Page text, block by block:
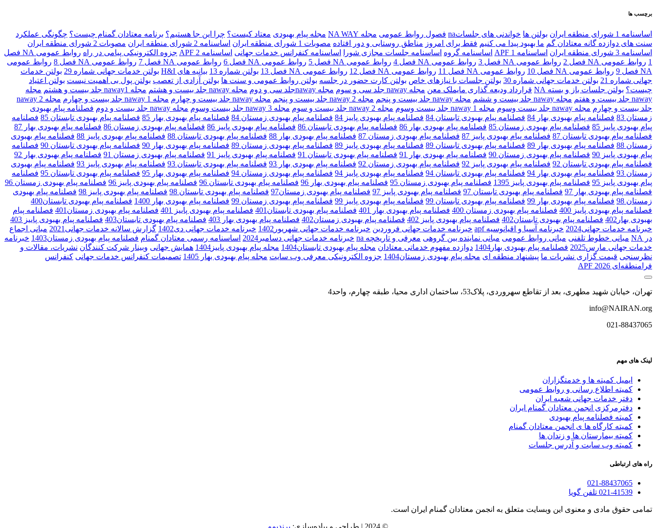
برچسب ها
اساسنامه 1 شورای منطقه ایران بولتن ها خواندنی های جلساتna فصول روابط عمومی مجله NA WAY مجله پیام بهبودی معتاد کیست؟ چرا اين جا هستيم؟ برنامه معتادان گمنام چيست؟ چگونگی عملکرد
سنت های دوازده گانه معتادان گم ما بهبود پیدا می کنیم فقط برای امروز مناطق روستایی و دور افتاده مصوبات 1 شورای منطقه ايران اساسنامه 2 شورای منطقه ايران
مصوبات 2 شورای منطقه ايران
اساسنامه 3 شورای منطقه ايران
اساسنامه 1 APF اساسنامه گروه اساسنامه جلسات مجازی شورا اساسنامه کنفرانس خدمات جهانی اساسنامه 2 APF جزوه الکترونیکی پیامی در راه
روابط عمومی NA فصل
1 روابط عمومی NA فصل 2 روابط عمومی NA فصل 3 روابط عمومی NA فصل 4 روابط عمومی NA فصل 5 روابط عمومی NA فصل 6 روابط عمومی NA فصل 7 روابط عمومی NA فصل 8
روابط عمومی
NA فصل 9
روابط عمومی NA فصل 10 روابط عمومی NA فصل 11 روابط عمومی NA فصل 12 روابط عمومی NA فصل 13 بولتن شماره 13 بیانیه های H&I بولتن خدمات جهانی شماره 29
بولتن خدمات
جهانی شماره 21
بولتن خدمات جهانی شماره 30 بولتن جلسات با نیازهای خاص بولتن کارت حضور در جلسه بولتن روابط عمومی و سنت ها بولتن آزادی از تعصب بولتن پول بی اهمیت نیست بولتن اعتیاد
چیست؟ بولتن جلسات باز و بسته NA قرارداد ودیعه گذاری مایملک معن مجله naway جلد سی و سوم مجله nawayجلد سی و دوم مجله naway جلد بیست و هشتم مجله naway1 جلد بیست و هشتم
مجله
naway جلد بیست و هفتم
مجله naway جلد بیست و ششم مجله naway جلد بیست و پنجم مجله 2 naway جلد بیست و پنجم مجله naway جلد بیست و چهارم مجله naway 1 جلد بیست و چهارم
مجله naway 2
جلد بیست و چهارم مجله naway جلد بیست وسوم مجله naway 1 جلد بیست وسوم مجله naway 2 جلد بیست و سوم مجله naway 3 جلد بیست وسوم مجله naway جلد بیست و دوم
فصلنامه پیام بهبودی
زمستان 83
فصلنامه پیام بهبودی بهار 84 فصلنامه پیام بهبودی تابستان 84 فصلنامه پیام بهبودی پاییز 84 فصلنامه پیام بهبودی زمستان 84 فصلنامه پیام بهبودی بهار 85 فصلنامه پیام بهبودی تابستان 85
فصلنامه
پیام بهبودی پاییز 85
فصلنامه پیام بهبودی زمستان 85 فصلنامه پیام بهبودی بهار 86 فصلنامه پیام بهبودی تابستان 86 فصلنامه پیام بهبودی پاییز 86 فصلنامه پیام بهبودی زمستان 86
فصلنامه پیام بهبودی بهار 87
فصلنامه پیام بهبودی تابستان 87
فصلنامه پیام بهبودی پاییز 87 فصلنامه پیام بهبودی زمستان 87 فصلنامه پیام بهبودی بهار 88 فصلنامه پیام بهبودی تابستان 88 فصلنامه پیام بهبودی پاییز 88
فصلنامه پیام بهبودی
زمستان 88
فصلنامه پیام بهبودی بهار 89 فصلنامه پیام بهبودی تابستان 89 فصلنامه پیام بهبودی پاییز 89 فصلنامه پیام بهبودی زمستان 89 فصلنامه پیام بهبودی بهار 90 فصلنامه پیام بهبودی تابستان 90
فصلنامه
پیام بهبودی پاییز 90
فصلنامه پیام بهبودی زمستان 90 فصلنامه پیام بهبودی بهار 91 فصلنامه پیام بهبودی تابستان 91 فصلنامه پیام بهبودی پاییز 91 فصلنامه پیام بهبودی زمستان 91
فصلنامه پیام بهبودی بهار 92
فصلنامه پیام بهبودی تابستان 92
فصلنامه پیام بهبودی پاییز 92 فصلنامه پیام بهبودی زمستان 92 فصلنامه پیام بهبودی بهار 93 فصلنامه پیام بهبودی تابستان 93 فصلنامه پیام بهبودی پاییز 93
فصلنامه پیام بهبودی
زمستان 93
فصلنامه پیام بهبودی بهار 94 فصلنامه پیام بهبودی تابستان 94 فصلنامه پیام بهبودی پاییز 94 فصلنامه پیام بهبودی زمستان 94 فصلنامه پیام بهبودی بهار 95 فصلنامه پیام بهبودی تابستان 95
فصلنامه
پیام بهبودی پاییز 95
فصلنامه پیام بهبودی پاییز 1395 فصلنامه پیام بهبودی زمستان 95 فصلنامه پیام بهبودی بهار 96 فصلنامه پیام بهبودی تابستان 96 فصلنامه پیام بهبودی پاییز 96
فصلنامه پیام بهبودی زمستان 96
فصلنامه پیام بهبودی بهار 97
فصلنامه پیام بهبودی تابستان 97 فصلنامه پیام بهبودی پاییز 97 فصلنامه پیام بهبودی زمستان97 فصلنامه پیام بهبودی تابستان 98 فصلنامه پیام بهبودی پاییز 98
فصلنامه پیام بهبودی
زمستان 98
فصلنامه پیام بهبودی بهار 99 فصلنامه پیام بهبودی تابستان 99 فصلنامه پیام بهبودی پاییز 99 فصلنامه پیام بهبودی زمستان 99 فصلنامه پیام بهبودی بهار 1400
فصلنامه پیام بهبودی تابستان400
فصلنامه پیام بهبودی پاییز 400
فصلنامه پیام بهبودی زمستان 400 فصلنامه پیام بهبودی بهار 401 فصلنامه پیام بهبودی تابستان401 فصلنامه پیام بهبودی پاییز 401 فصلنامه پیام بهبودی زمستان401
فصلنامه پیام
بهبودی بهار402
فصلنامه پیام بهبودی تابستان402 فصلنامه پیام بهبودی پاییز 402 فصلنامه پیام بهبودی زمستان402 فصلنامه پیام بهبودی بهار 403 فصلنامه پیام بهبودی تابستان403
فصلنامه پیام بهبودی پاییز 403
خبرنامه خدمات جهانی2024
خبرنامه آسیا و اقیانوسیه apf خبرنامه خدمات جهانی فروردین خبرنامه خدمات جهانی شهریور1402 خبرنامه خدمات جهانی دی1402 گزارش سالانه خدمات جهانی2021
مبانی اجماع
در NA
مبانی خطوط تلفنی مبانی روابط عمومی مبانی نماینده بین گروهی معرفی و تاریخچه na خبرنامه خدمات جهانی دسامبر2024 اساسنامه رسمی معتادان گمنام فصلنامه پیام بهبودی زمستان1403
خبرنامه
خدمات جهانی مارس2025
فصلنامه پیام بهبودی بهار1404 دوازده مفهوم خدماتی معتادان مجله پیام بهبودی تابستان1404 مجله پیام بهبودی پاییز1404 همایش جهانی وبینار شرکت کنندگان نشریات، مقالات و
نظرسنجی قیمت گزاری نشریات ما پیشنهاد منطقه ای مجله پیام بهبودی زمستان1404 جزوه الکترونیکی معرفی وب سایت مجله پیام بهبودی بهار 1405 تصمیمات کنفرانس خدمات جهانی کنفرانس
فرا‌منطقه‌ای APF 2026
تهران، خیابان شهید مطهری، بعد از تقاطع سهروردی، پلاک53، ساختمان اداری محیا، طبقه چهارم، واحد4
info@NAIRAN.org
021-88437065
لینک های مهم
ایمیل کمیته ها و خدمتگزاران
کميته اطلاع رسانی و روابط عمومی
دفتر خدمات جهانی شعبه ايران
دفترمرکزی انجمن معتادان گمنام ایران
کمیته فصلنامه پیام بهبودی
کمیته کارگاه ها ی انجمن معتادان گمنام
کمیته بیمارستان ها و زندان ها
کمیته وب سایت و آدرس جلسات
راه های ارتباطی
021-88437065
021-41539 تلفن گویا
تمامی حقوق مادی و معنوی این وبسایت متعلق به انجمن معتادان گمنام ایران است.